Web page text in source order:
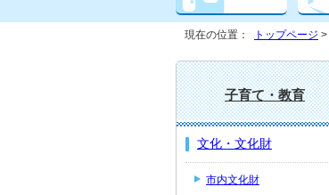
現在の位置： トップページ >
子育て・教育
文化・文化財
市内文化財